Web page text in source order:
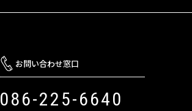
お問い合わせ窓口
086-225-6640